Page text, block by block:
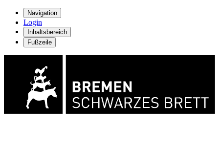
Navigation
Login
Inhaltsbereich
Fußzeile